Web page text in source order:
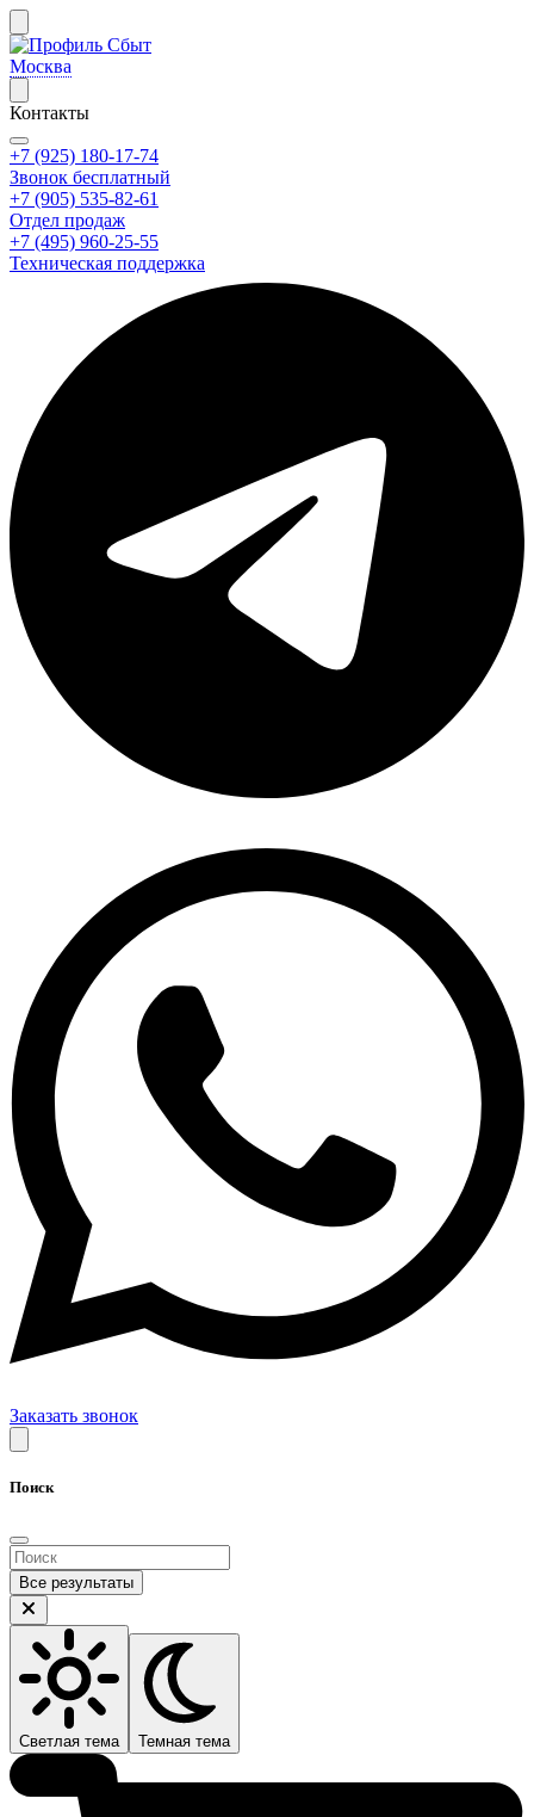
Москва
Контакты
+7 (925) 180-17-74
Звонок бесплатный
+7 (905) 535-82-61
Отдел продаж
+7 (495) 960-25-55
Техническая поддержка
Заказать звонок
Поиск
Все результаты
Светлая тема Темная тема